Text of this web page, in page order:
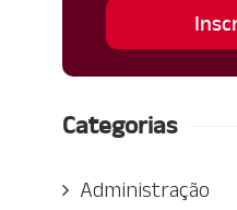
Categorias
Administração